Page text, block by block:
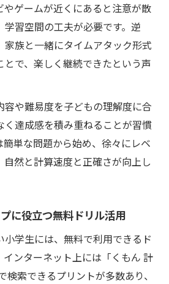
ゲームが近くにあると注意が散
習空間の工夫が必要です。逆
家族と一緒にタイムアタック形式
とで、楽しく継続できたという声
容や難易度を子どもの理解度に合
く達成感を積み重ねることが習慣
単な問題から始め、徐々にレベ
然と計算速度と正確さが向上し
に役立つ無料ドリル活用
学生には、無料で利用できるド
インターネット上には「くもん 計
検索できるプリントが多数あり、